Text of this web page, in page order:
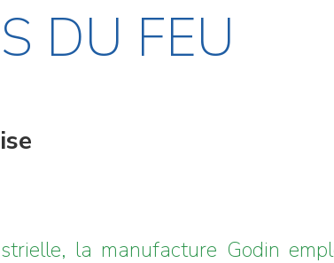
DU FEU
la manufacture Godin